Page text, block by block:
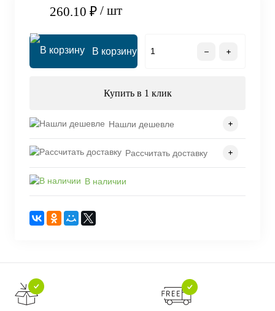
260.10 ₽ / шт
В корзину
Купить в 1 клик
Нашли дешевле
Рассчитать доставку
В наличии